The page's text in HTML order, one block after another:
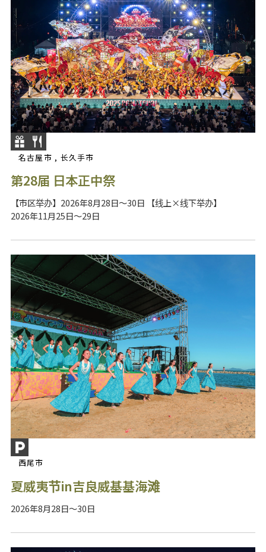
名古屋市 , 长久手市
第28届 日本正中祭
【市区举办】2026年8月28日～30日 【线上×线下举办】
2026年11月25日～29日
西尾市
夏威夷节in吉良威基基海滩
2026年8月28日～30日